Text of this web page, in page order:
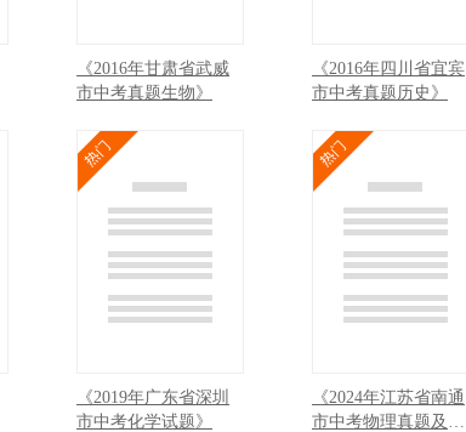
《2016年甘肃省武威
市中考真题生物》
《2016年四川省宜宾
市中考真题历史》
《2019年广东省深圳
市中考化学试题》
《2024年江苏省南通
市中考物理真题及参